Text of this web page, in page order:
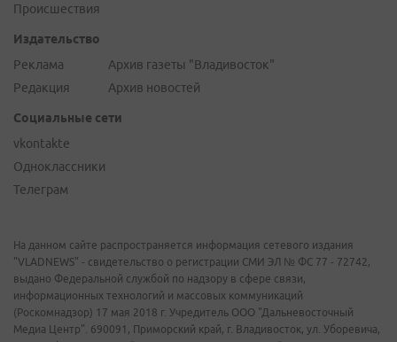
Происшествия
Издательство
Реклама
Редакция
Архив газеты "Владивосток"
Архив новостей
Социальные сети
vkontakte
Одноклассники
Телеграм
На данном сайте распространяется информация сетевого издания
"VLADNEWS" - свидетельство о регистрации СМИ ЭЛ № ФС 77 - 72742,
выдано Федеральной службой по надзору в сфере связи,
информационных технологий и массовых коммуникаций
(Роскомнадзор) 17 мая 2018 г. Учредитель ООО "Дальневосточный
Медиа Центр". 690091, Приморский край, г. Владивосток, ул. Уборевича,